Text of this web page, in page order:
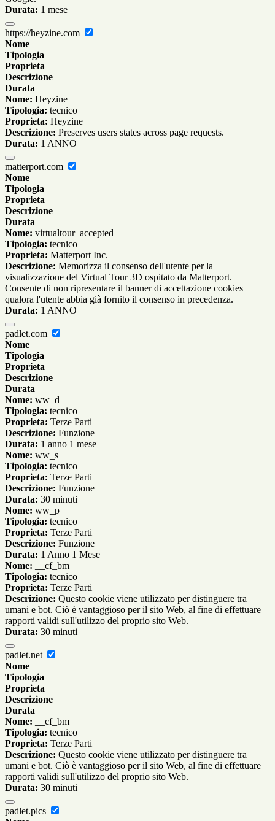
Durata: 1 mese
https://heyzine.com
Nome
Tipologia
Proprieta
Descrizione
Durata
Nome: Heyzine
Tipologia: tecnico
Proprieta: Heyzine
Descrizione: Preserves users states across page requests.
Durata: 1 ANNO
matterport.com
Nome
Tipologia
Proprieta
Descrizione
Durata
Nome: virtualtour_accepted
Tipologia: tecnico
Proprieta: Matterport Inc.
Descrizione: Memorizza il consenso dell'utente per la
visualizzazione del Virtual Tour 3D ospitato da Matterport.
Consente di non ripresentare il banner di accettazione cookies
qualora l'utente abbia già fornito il consenso in precedenza.
Durata: 1 ANNO
padlet.com
Nome
Tipologia
Proprieta
Descrizione
Durata
Nome: ww_d
Tipologia: tecnico
Proprieta: Terze Parti
Descrizione: Funzione
Durata: 1 anno 1 mese
Nome: ww_s
Tipologia: tecnico
Proprieta: Terze Parti
Descrizione: Funzione
Durata: 30 minuti
Nome: ww_p
Tipologia: tecnico
Proprieta: Terze Parti
Descrizione: Funzione
Durata: 1 Anno 1 Mese
Nome: __cf_bm
Tipologia: tecnico
Proprieta: Terze Parti
Descrizione: Questo cookie viene utilizzato per distinguere tra
umani e bot. Ciò è vantaggioso per il sito Web, al fine di effettuare
rapporti validi sull'utilizzo del proprio sito Web.
Durata: 30 minuti
padlet.net
Nome
Tipologia
Proprieta
Descrizione
Durata
Nome: __cf_bm
Tipologia: tecnico
Proprieta: Terze Parti
Descrizione: Questo cookie viene utilizzato per distinguere tra
umani e bot. Ciò è vantaggioso per il sito Web, al fine di effettuare
rapporti validi sull'utilizzo del proprio sito Web.
Durata: 30 minuti
padlet.pics